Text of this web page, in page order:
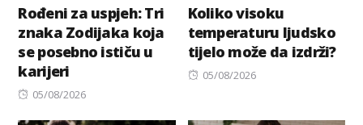
Rođeni za uspjeh: Tri
znaka Zodijaka koja
se posebno ističu u
karijeri
Posted
05/08/2026
Koliko visoku
temperaturu ljudsko
tijelo može da izdrži?
Posted
05/08/2026